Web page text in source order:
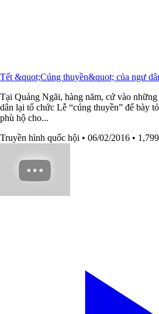
Tết &quot;Cúng thuyền&quot; của ngư
Tại Quảng Ngãi, hàng năm, cứ vào
dân lại tổ chức Lễ “cúng thuyền” để bày
phù hộ cho...
Truyền hình quốc hội • 06/02/2016 •